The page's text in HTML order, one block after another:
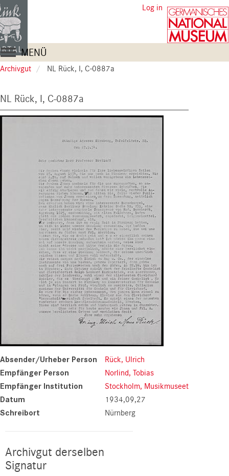
Skip
to
main
content
User
account
menu
Log in
Main
navigation
MENÜ
Archivgut NL Rück, I, C-0887a
NL Rück, I, C-0887a
Absender/Urheber Person Rück, Ulrich
Empfänger Person Norlind, Tobias
Empfänger Institution Stockholm, Musikmuseet
Datum 1934,09,27
Schreibort Nürnberg
Archivgut derselben
Signatur